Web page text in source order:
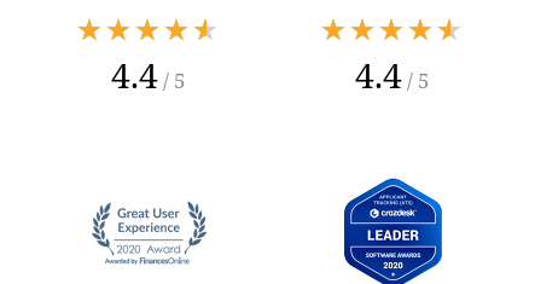
★★★★★
4.4/ 5
★★★★★
4.4/ 5